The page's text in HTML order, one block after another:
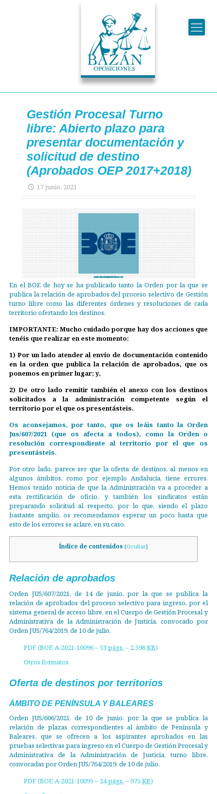
Gestión Procesal Turno
libre: Abierto plazo para
presentar documentación y
solicitud de destino
(Aprobados OEP 2017+2018)
17 junio, 2021
En el BOE de hoy se ha publicado tanto la Orden por la que se
publica la relación de aprobados del proceso selectivo de Gestión
turno libre como las diferentes órdenes y resoluciones de cada
territorio ofertando los destinos.
IMPORTANTE: Mucho cuidado porque hay dos acciones que
tenéis que realizar en este momento:
1) Por un lado atender al envío de documentación contenido
en la orden que publica la relación de aprobados, que os
ponemos en primer lugar; y,
2) De otro lado remitir también el anexo con los destinos
solicitados a la administración competente según el
territorio por el que os presentásteis.
Os aconsejamos, por tanto, que os leáis tanto la Orden
Jus/607/2021 (que os afecta a todos), como la Orden o
resolución correspondiente al territorio por el que os
presentásteis.
Por otro lado, parece ser que la oferta de destinos, al menos en
algunos ámbitos, como por ejemplo Andalucía, tiene errores.
Hemos tenido noticia de que la Administración va a proceder a
esta rectificación de oficio, y también los sindicatos están
preparando solicitud al respecto, por lo que, siendo el plazo
bastante amplio, os recomendamos esperar un poco hasta que
esto de los errores se aclare, en su caso.
Índice de contenidos [Ocultar]
Relación de aprobados
Orden JUS/607/2021, de 14 de junio, por la que se publica la
relación de aprobados del proceso selectivo para ingreso, por el
sistema general de acceso libre, en el Cuerpo de Gestión Procesal y
Administrativa de la Administración de Justicia, convocado por
Orden JUS/764/2019, de 10 de julio.
PDF (BOE-A-2021-10096 – 53págs. – 2.598KB)
Otros formatos
Oferta de destinos por territorios
ÁMBITO DE PENÍNSULA Y BALEARES
Orden JUS/606/2021, de 10 de junio, por la que se publica la
relación de plazas correspondientes al ámbito de Península y
Baleares, que se ofrecen a los aspirantes aprobados en las
pruebas selectivas para ingreso en el Cuerpo de Gestión Procesal y
Administrativa de la Administración de Justicia, turno libre,
convocadas por Orden JUS/764/2019, de 10 de julio.
PDF (BOE-A-2021-10095 – 24págs. – 975KB)